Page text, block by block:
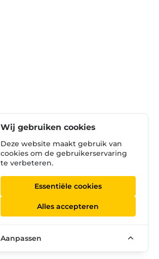
Wij gebruiken cookies
Deze website maakt gebruik van
cookies om de gebruikerservaring
te verbeteren.
Essentiële cookies
Alles accepteren
Aanpassen